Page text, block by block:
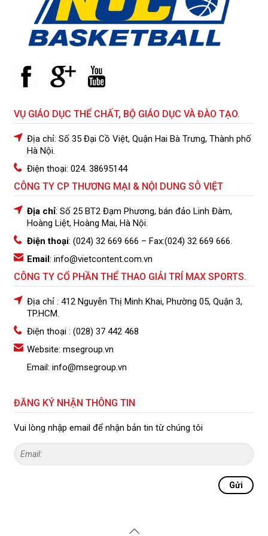
VỤ GIÁO DỤC THỂ CHẤT, BỘ GIÁO DỤC VÀ ĐÀO TẠO.
Địa chỉ: Số 35 Đại Cồ Việt, Quận Hai Bà Trưng, Thành phố
Hà Nội.
Điện thoại: 024. 38695144
CÔNG TY CP THƯƠNG MẠI & NỘI DUNG SÔ VIỆT
Địa chỉ: Số 25 BT2 Đạm Phương, bán đảo Linh Đàm,
Hoàng Liệt, Hoàng Mai, Hà Nội.
Điện thoại: (024) 32 669 666 – Fax:(024) 32 669 666.
Email : info@vietcontent.com.vn
CÔNG TY CỔ PHẦN THỂ THAO GIẢI TRÍ MAX SPORTS.
Địa chỉ : 412 Nguyễn Thị Minh Khai, Phường 05, Quận 3,
TP.HCM.
Điện thoại : (028) 37 442 468
Website: msegroup.vn
Email: info@msegroup.vn
ĐĂNG KÝ NHẬN THÔNG TIN
Vui lòng nhập email để nhận bản tin từ chúng tôi